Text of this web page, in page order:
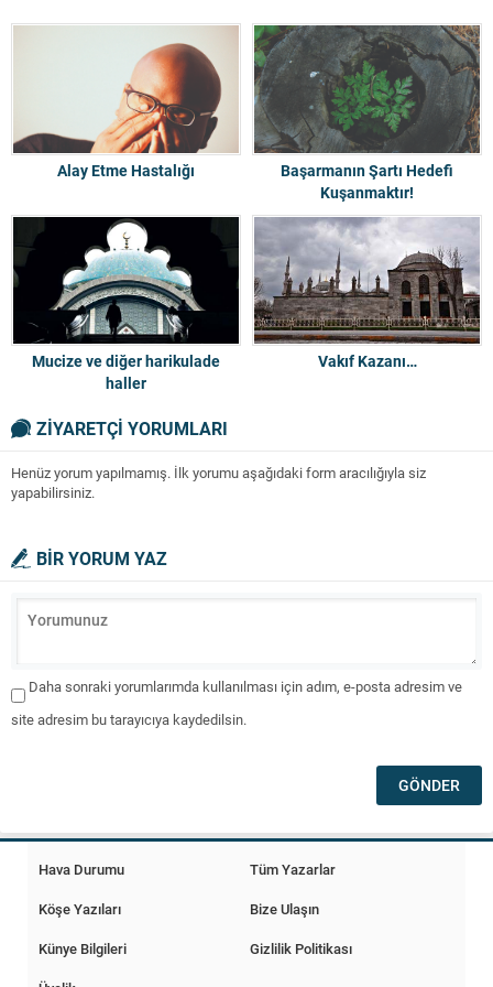
Alay Etme Hastalığı
Başarmanın Şartı Hedefi
Kuşanmaktır!
Mucize ve diğer harikulade
haller
Vakıf Kazanı…
ZİYARETÇİ YORUMLARI
Henüz yorum yapılmamış. İlk yorumu aşağıdaki form aracılığıyla siz
yapabilirsiniz.
BİR YORUM YAZ
Daha sonraki yorumlarımda kullanılması için adım, e-posta adresim ve
site adresim bu tarayıcıya kaydedilsin.
Hava Durumu
Tüm Yazarlar
Köşe Yazıları
Bize Ulaşın
Künye Bilgileri
Gizlilik Politikası